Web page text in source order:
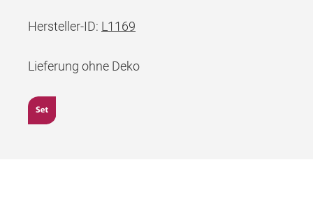
Hersteller-ID: L1169
Lieferung ohne Deko